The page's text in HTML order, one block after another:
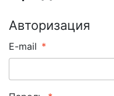
Авторизация
E-mail